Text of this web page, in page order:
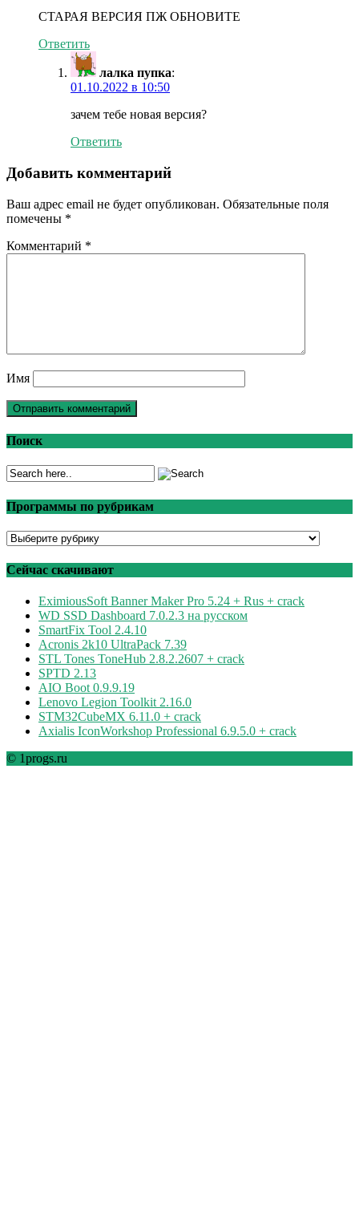
СТАРАЯ ВЕРСИЯ ПЖ ОБНОВИТЕ
Ответить
лалка пупка:
01.10.2022 в 10:50
зачем тебе новая версия?
Ответить
Добавить комментарий
Ваш адрес email не будет опубликован. Обязательные поля
помечены *
Комментарий *
Имя
Поиск
Программы по рубрикам
Программы
рубрикам
Сейчас скачивают
EximiousSoft Banner Maker Pro 5.24 + Rus + crack
WD SSD Dashboard 7.0.2.3 на русском
SmartFix Tool 2.4.10
Acronis 2k10 UltraPack 7.39
STL Tones ToneHub 2.8.2.2607 + crack
SPTD 2.13
AIO Boot 0.9.9.19
Lenovo Legion Toolkit 2.16.0
STM32CubeMX 6.11.0 + crack
Axialis IconWorkshop Professional 6.9.5.0 + crack
© 1progs.ru